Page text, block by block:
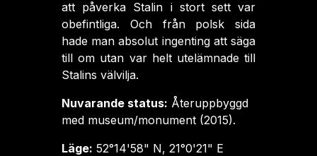
att påverka Stalin i stort sett var
obefintliga. Och från polsk sida
hade man absolut ingenting att säga
till om utan var helt utelämnade till
Stalins välvilja.
Nuvarande status: Återuppbyggd
med museum/monument (2015).
Läge: 52°14'58" N, 21°0'21" E